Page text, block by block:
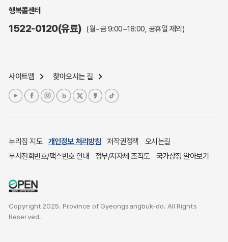
업무추진비 공개
주민참여예산제도
여성복지
장애인 복지시책
귀농귀촌종합지원센터
부동산중개보수 안내
행복콜센터
1522-0120(유료) (월~금 9:00~18:00, 공휴일 제외)
사이트맵 찾아오시는 길
누리집 지도 개인정보 처리방침 저작권정책
오시는길
부서전화번호/팩스번호 안내
정부/지자체 조직도 국가상징 알아보기
Copyright 2025. Province of Gyeongsangbuk-do. All Rights
Reserved.